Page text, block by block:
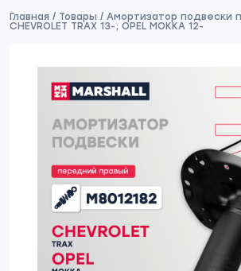
Главная / Товары / Амортизатор подвески
CHEVROLET TRAX 13-; OPEL MOKKA 12-